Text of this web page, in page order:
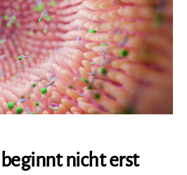
nicht erst